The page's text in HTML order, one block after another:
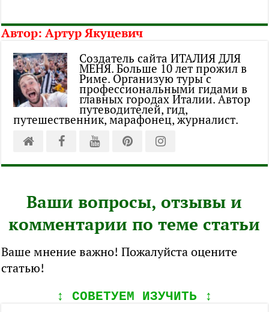
Автор:Артур Якуцевич
Создатель сайта ИТАЛИЯ ДЛЯ
МЕНЯ. Больше 10 лет прожил в
Риме. Организую туры с
профессиональными гидами в
главных городах Италии. Автор
путеводителей, гид,
путешественник, марафонец, журналист.
Ваши вопросы, отзывы и
комментарии по теме статьи
Ваше мнение важно! Пожалуйста оцените
статью!
↕️ СОВЕТУЕМ ИЗУЧИТЬ ↕️